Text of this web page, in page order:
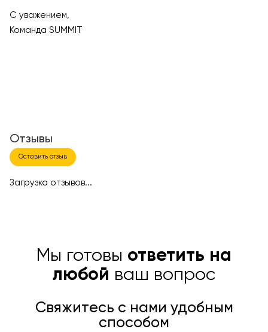
С уважением,
Команда SUMMIT
Отзывы
Оставить отзыв
Загрузка отзывов...
Мы готовы ответить на
любой ваш вопрос
Свяжитесь с нами удобным
способом